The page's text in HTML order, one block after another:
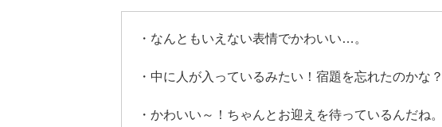
・なんともいえない表情でかわいい…。
・中に人が入っているみたい！宿題を忘れたのかな？
・かわいい～！ちゃんとお迎えを待っているんだね。